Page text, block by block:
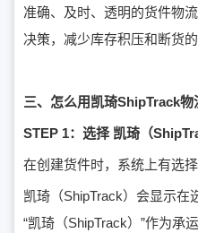
准确、及时、透明的货件物
决策，减少库存积压和断货的
三、怎么用凯琦ShipTrack物
STEP 1：选择 凯琦（
在创建货件时，系统上有选
凯琦（ShipTrack）会显示在
“凯琦（ShipTrack）”作为承